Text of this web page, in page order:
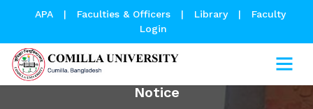
APA | Faculties & Officers | Library |
Faculty
Login
Notice